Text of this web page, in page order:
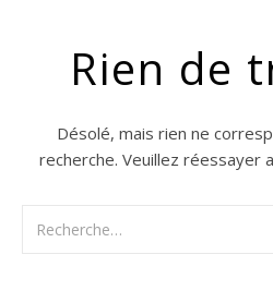
Rien de
Désolé, mais rien ne
recherche. Veuillez réessayer